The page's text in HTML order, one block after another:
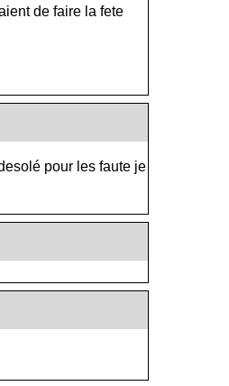
de faire la fete
pour les faute je